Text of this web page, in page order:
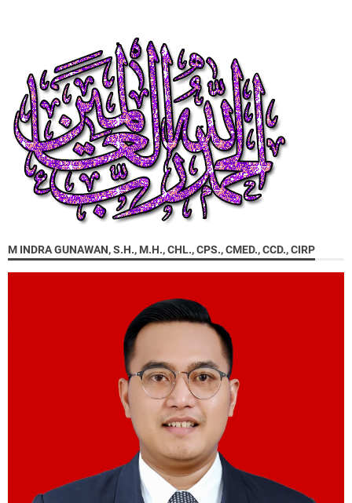
M INDRA GUNAWAN, S.H., M.H., CHL., CPS., CMED., CCD., CIRP